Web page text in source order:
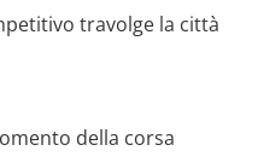
travolge la città